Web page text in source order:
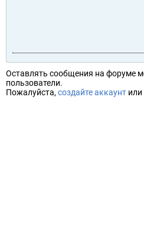
Оставлять сообщения на форуме
пользователи.
Пожалуйста, создайте аккаунт или